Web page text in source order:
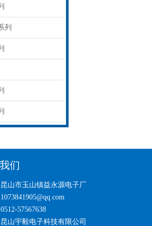
列
们
山市玉山镇益永源电子厂
57567638
山宇毅电子科技有限公司